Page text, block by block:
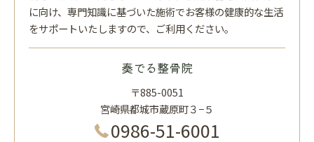
に向け、専門知識に基づいた施術でお客様の健康的な生活
をサポートいたしますので、ご利用ください。
奏でる整骨院
〒885-0051
宮崎県都城市蔵原町３−５
0986-51-6001